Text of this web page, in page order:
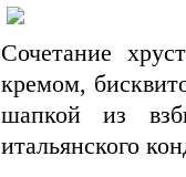
Сочетание
кремом,
шапкой из
итальянского